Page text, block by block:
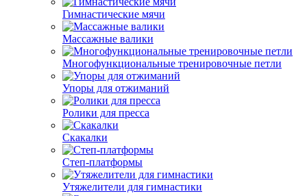
Гимнастические мячи
Массажные валики
Многофункциональные тренировочные петли
Упоры для отжиманий
Ролики для пресса
Скакалки
Степ-платформы
Утяжелители для гимнастики